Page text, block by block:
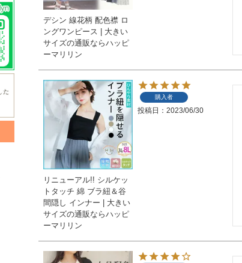
デシン 線花柄 配色襟 ロ
ングワンピース | 大きい
サイズの通販ならハッピ
ーマリリン
リニューアル!! シルケッ
トタッチ 綿 ブラ紐＆谷
間隠し インナー | 大きい
サイズの通販ならハッピ
ーマリリン
購入者
投稿日 2023/06/30